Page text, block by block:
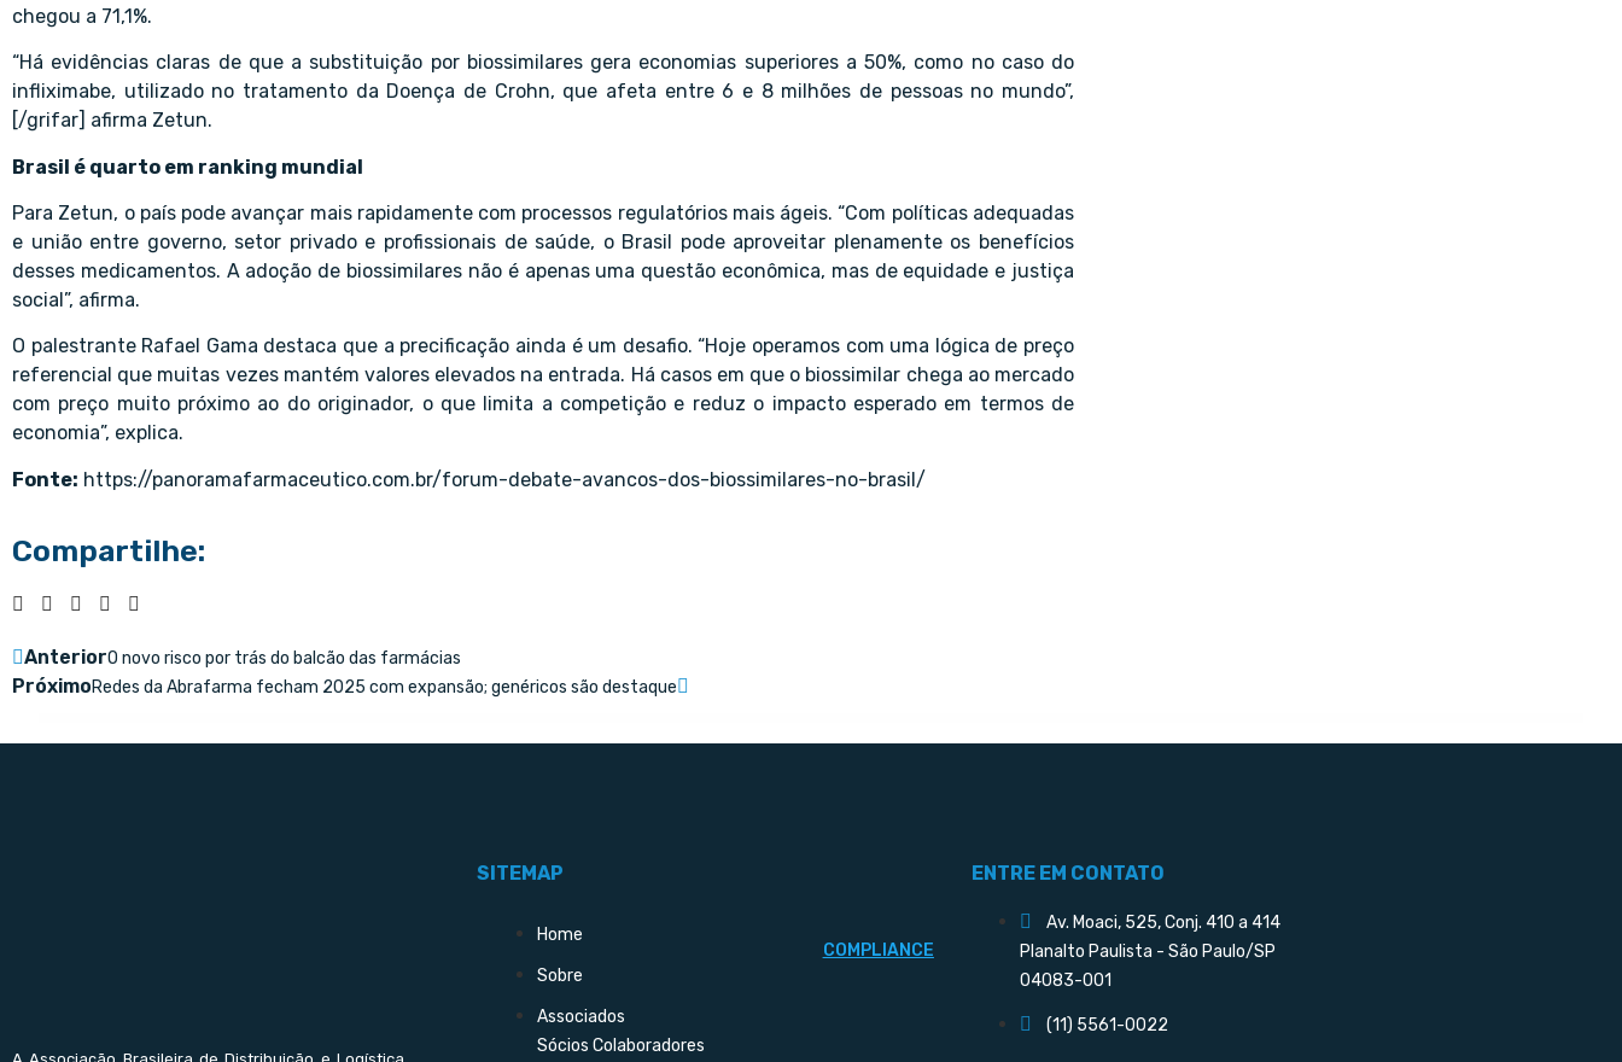
chegou a 71,1%.
“Há evidências claras de que a substituição por biossimilares gera economias superiores a 50%, como no caso do
infliximabe, utilizado no tratamento da Doença de Crohn, que afeta entre 6 e 8 milhões de pessoas no mundo”,
[/grifar] afirma Zetun.
Brasil é quarto em ranking mundial
Para Zetun, o país pode avançar mais rapidamente com processos regulatórios mais ágeis. “Com políticas adequadas
e união entre governo, setor privado e profissionais de saúde, o Brasil pode aproveitar plenamente os benefícios
desses medicamentos. A adoção de biossimilares não é apenas uma questão econômica, mas de equidade e justiça
social”, afirma.
O palestrante Rafael Gama destaca que a precificação ainda é um desafio. “Hoje operamos com uma lógica de preço
referencial que muitas vezes mantém valores elevados na entrada. Há casos em que o biossimilar chega ao mercado
com preço muito próximo ao do originador, o que limita a competição e reduz o impacto esperado em termos de
economia”, explica.
Fonte: https://panoramafarmaceutico.com.br/forum-debate-avancos-dos-biossimilares-no-brasil/
Compartilhe:
AnteriorO novo risco por trás do balcão das farmácias
PróximoRedes da Abrafarma fecham 2025 com expansão; genéricos são destaque
SITEMAP
Home
Sobre
Associados
Sócios Colaboradores
COMPLIANCE
ENTRE EM CONTATO
Av. Moaci, 525, Conj. 410 a 414
Planalto Paulista - São Paulo/SP
04083-001
(11) 5561-0022